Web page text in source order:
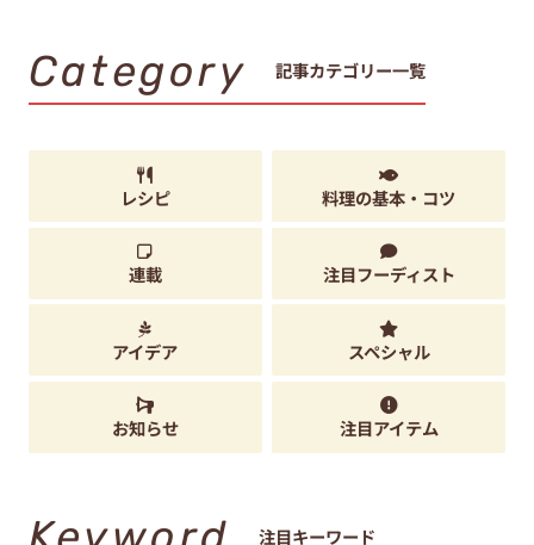
Category 記事カテゴリー一覧
レシピ 料理の基本・コツ
連載 注目フーディスト
アイデア スペシャル
お知らせ 注目アイテム
注目キーワード